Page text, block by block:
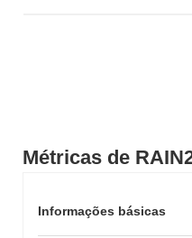
Métricas de
Informações básicas